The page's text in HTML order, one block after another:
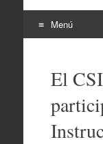
Menú
contenido
El